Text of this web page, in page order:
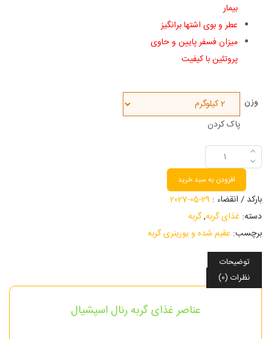
بیمار
عطر و بوی اشتها برانگیز
میزان فسفر پایین و حاوی
پروتئین با کیفیت
وزن
پاک کردن
افزودن به سبد خرید
بارکد / انقضاء : 29-05-2027
دسته: غذای گربه,گربه
برچسب: عقیم شده و یورینری گربه
توضیحات
نظرات (0)
عناصر غذای گربه رنال اسپشیال